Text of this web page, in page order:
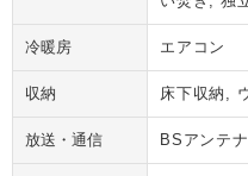
冷暖房 エアコン
収納 床下収納,
放送・通信 BSアンテ